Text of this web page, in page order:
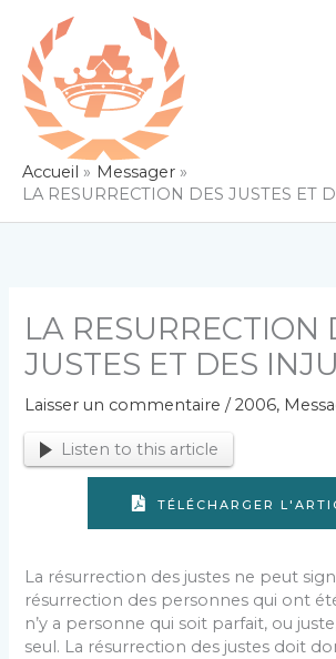
contenu
Accueil
Messager
LA RESURRECTION DES JUSTES ET
LA RESURRECTION
JUSTES ET DES
Laisser un commentaire /2006,
Listen to this article
TÉLÉCHARGER
La résurrection des justes ne peut
résurrection des personnes qui ont
n’y a personne qui soit parfait, ou
seul. La résurrection des justes doit